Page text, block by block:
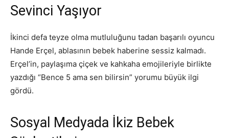
Sevinci Yaşıyor
İkinci defa teyze olma mutluluğunu tadan başarılı oyuncu
Hande Erçel, ablasının bebek haberine sessiz kalmadı.
Erçel’in, paylaşıma çiçek ve kahkaha emojileriyle birlikte
yazdığı “Bence 5 ama sen bilirsin” yorumu büyük ilgi
gördü.
Sosyal Medyada İkiz Bebek